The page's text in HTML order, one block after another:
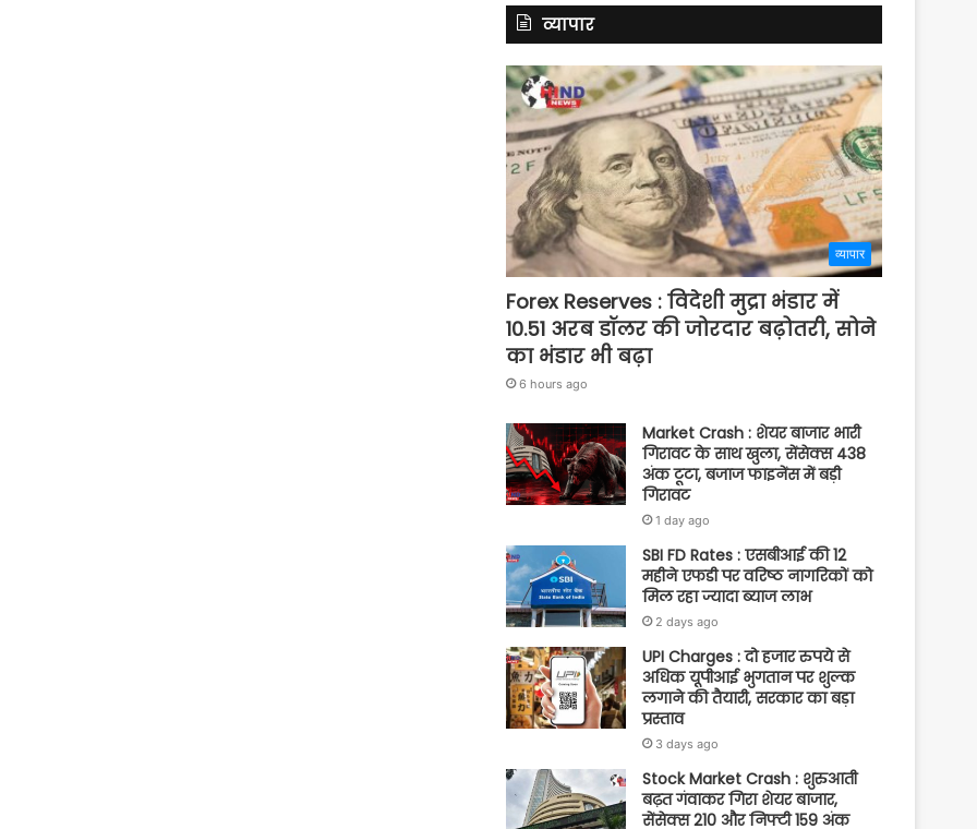
व्यापार
व्यापार
Forex Reserves : विदेशी मुद्रा भंडार में
10.51 अरब डॉलर की जोरदार बढ़ोतरी, सोने
का भंडार भी बढ़ा
6 hours ago
Market Crash : शेयर बाजार भारी
गिरावट के साथ खुला, सेंसेक्स 438
अंक टूटा, बजाज फाइनेंस में बड़ी
गिरावट
1 day ago
SBI FD Rates : एसबीआई की 12
महीने एफडी पर वरिष्ठ नागरिकों को
मिल रहा ज्यादा ब्याज लाभ
2 days ago
UPI Charges : दो हजार रुपये से
अधिक यूपीआई भुगतान पर शुल्क
लगाने की तैयारी, सरकार का बड़ा
प्रस्ताव
3 days ago
Stock Market Crash : शुरुआती
बढ़त गंवाकर गिरा शेयर बाजार,
सेंसेक्स 210 और निफ्टी 159 अंक